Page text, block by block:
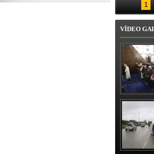
1
VİDEO
Erbaş,
Veli
teravih